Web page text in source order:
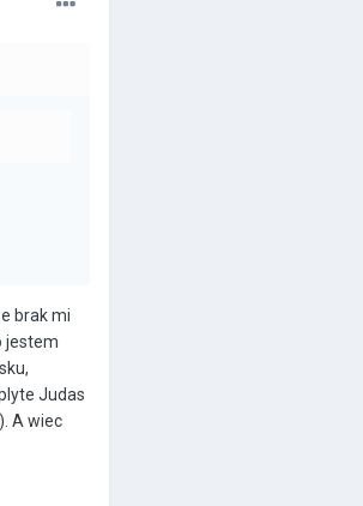
brak mi
jestem
Judas
A wiec